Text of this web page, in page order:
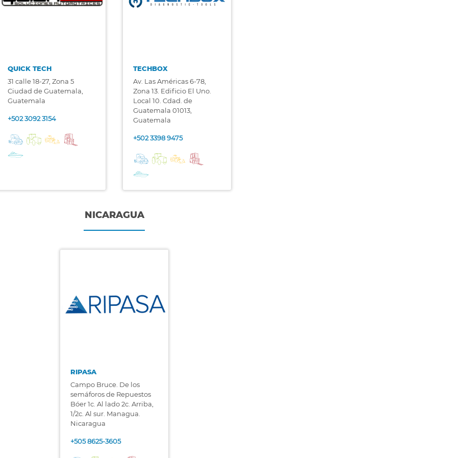
QUICK TECH
31 calle 18-27, Zona 5
Ciudad de Guatemala,
Guatemala
+502 3092 3154
TECHBOX
Av. Las Américas 6-78,
Zona 13. Edificio El Uno.
Local 10. Cdad. de
Guatemala 01013,
Guatemala
+502 3398 9475
NICARAGUA
RIPASA
Campo Bruce. De los
semáforos de Repuestos
Bóer 1c. Al lado 2c. Arriba,
1/2c. Al sur. Managua.
Nicaragua
+505 8625-3605